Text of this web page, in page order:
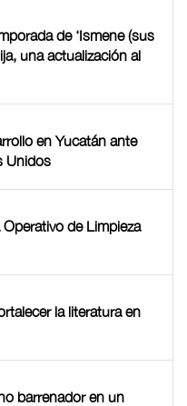
de ‘Ismene (sus
una actualización al
en Yucatán ante
Unidos
de Limpieza
la literatura en
barrenador en un